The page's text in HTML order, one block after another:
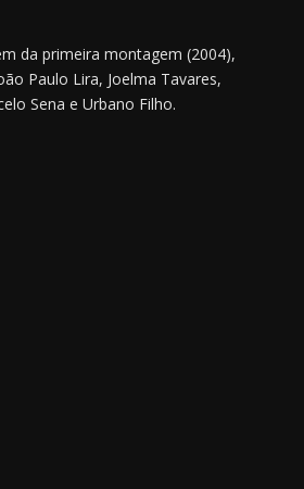
da primeira montagem (2004),
Paulo Lira, Joelma Tavares,
Sena e Urbano Filho.